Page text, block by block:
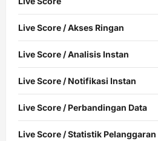
Live Score / Akses Ringan
Live Score / Analisis Instan
Live Score / Notifikasi Instan
Live Score / Perbandingan Data
Live Score / Statistik Pelanggaran